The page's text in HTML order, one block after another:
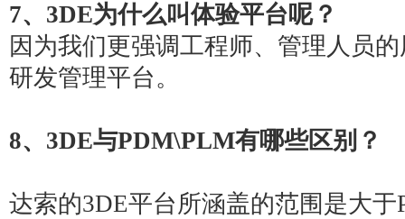
7、3DE为什么叫体验平台呢？
因为我们更强调工程师、管理人员
研发管理平台。
8、3DE与PDM\PLM有哪些区别？
达索的3DE平台所涵盖的范围是大